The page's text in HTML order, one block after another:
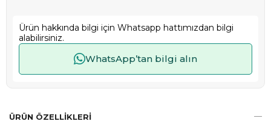
Ürün hakkında bilgi için Whatsapp hattımızdan bilgi
alabilirsiniz.
WhatsApp’tan bilgi alın
ÜRÜN ÖZELLIKLERI